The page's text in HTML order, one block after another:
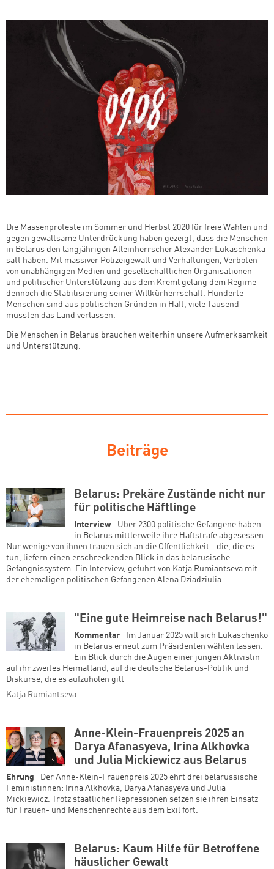
Die Massenproteste im Sommer und Herbst 2020 für freie Wahlen und
gegen gewaltsame Unterdrückung haben gezeigt, dass die Menschen
in Belarus den langjährigen Alleinherrscher Alexander Lukaschenka
satt haben. Mit massiver Polizeigewalt und Verhaftungen, Verboten
von unabhängigen Medien und gesellschaftlichen Organisationen
und politischer Unterstützung aus dem Kreml gelang dem Regime
dennoch die Stabilisierung seiner Willkürherrschaft. Hunderte
Menschen sind aus politischen Gründen in Haft, viele Tausend
mussten das Land verlassen.
Die Menschen in Belarus brauchen weiterhin unsere Aufmerksamkeit
und Unterstützung.
Beiträge
Belarus: Prekäre Zustände nicht nur
für politische Häftlinge
Interview
Über 2300 politische Gefangene haben
in Belarus mittlerweile ihre Haftstrafe abgesessen.
Nur wenige von ihnen trauen sich an die Öffentlichkeit - die, die es
tun, liefern einen erschreckenden Blick in das belarusische
Gefängnissystem. Ein Interview, geführt von Katja Rumiantseva mit
der ehemaligen politischen Gefangenen Alena Dziadziulia.
"Eine gute Heimreise nach Belarus!"
Kommentar
Im Januar 2025 will sich Lukaschenko
in Belarus erneut zum Präsidenten wählen lassen.
Ein Blick durch die Augen einer jungen Aktivistin
auf ihr zweites Heimatland, auf die deutsche Belarus-Politik und
Diskurse, die es aufzuholen gilt
Katja Rumiantseva
Anne-Klein-Frauenpreis 2025 an
Darya Afanasyeva, Irina Alkhovka
und Julia Mickiewicz aus Belarus
Ehrung
Der Anne-Klein-Frauenpreis 2025 ehrt drei belarussische
Feministinnen: Irina Alkhovka, Darya Afanasyeva und Julia
Mickiewicz. Trotz staatlicher Repressionen setzen sie ihren Einsatz
für Frauen- und Menschenrechte aus dem Exil fort.
Belarus: Kaum Hilfe für Betroffene
häuslicher Gewalt